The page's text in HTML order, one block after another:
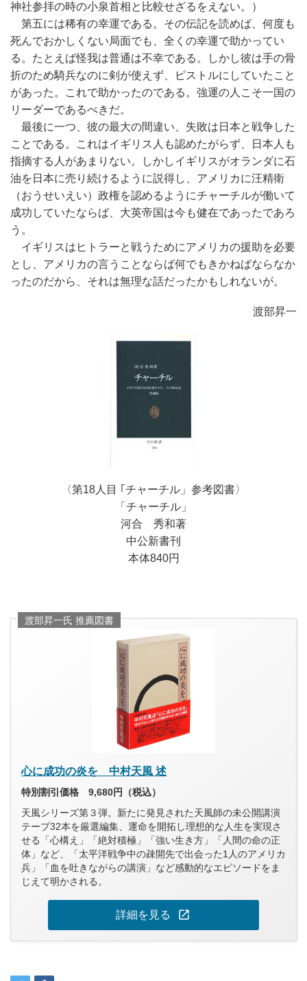
神社参拝の時の小泉首相と比較せざるをえない。）
第五には稀有の幸運である。その伝記を読めば、何度も
死んでおかしくない局面でも、全くの幸運で助かってい
る。たとえば怪我は普通は不幸である。しかし彼は手の骨
折のため騎兵なのに剣が使えず、ピストルにしていたこと
があった。これで助かったのである。強運の人こそ一国の
リーダーであるべきだ。
最後に一つ、彼の最大の間違い、失敗は日本と戦争した
ことである。これはイギリス人も認めたがらず、日本人も
指摘する人があまりない。しかしイギリスがオランダに石
油を日本に売り続けるように説得し、アメリカに汪精衛
（おうせいえい）政権を認めるようにチャーチルが働いて
成功していたならば、大英帝国は今も健在であったであろ
う。
イギリスはヒトラーと戦うためにアメリカの援助を必要
とし、アメリカの言うことならば何でもきかねばならなか
ったのだから、それは無理な話だったかもしれないが。
渡部昇一
〈第18 人目 ｢チャーチル 」参考図書〉
「チャーチル」
河合 秀和著
中公新書刊
本体840円
渡部昇一氏 推薦図書
心に成功の炎を 中村天風 述
特別割引価格 9,680円（税込）
天風シリーズ第３弾。新たに発見された天風師の未公開講演
テープ32本を厳選編集、運命を開拓し理想的な人生を実現さ
せる「心構え」「絶対積極」「強い生き方」「人間の命の正
体」など、「太平洋戦争中の疎開先で出会った1人のアメリカ
兵」「血を吐きながらの講演」など感動的なエピソードをま
じえて明かされる。
詳細を見る open_in_new